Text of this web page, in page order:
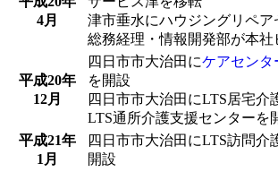
4月
津市垂水にハウジングリペア
総務経理・情報開発部が本社
平成20年
12月
四日市市大治田にケアセンタ
を開設
四日市市大治田にLTS居宅介
LTS通所介護支援センターを
平成21年
1月
四日市市大治田にLTS訪問介
開設